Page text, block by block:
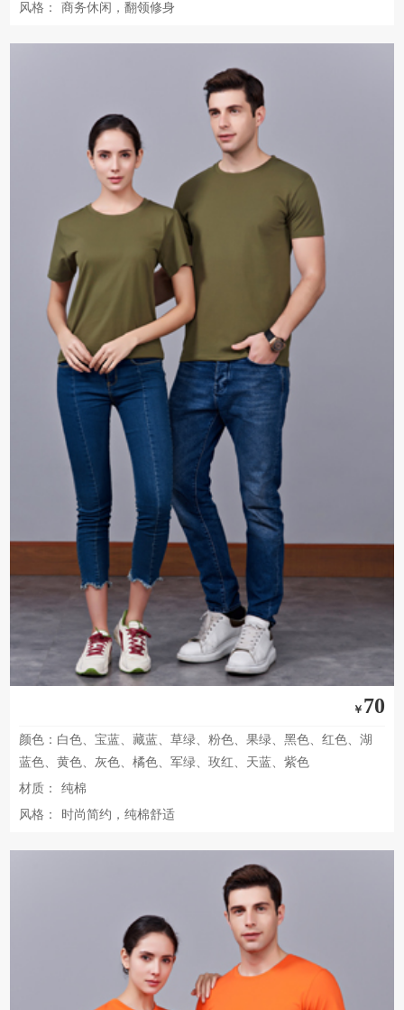
风格：
商务休闲，翻领修身
￥ 70
颜色：白色、宝蓝、藏蓝、草绿、粉色、果绿、黑色、红色、湖
蓝色、黄色、灰色、橘色、军绿、玫红、天蓝、紫色
材质：
纯棉
风格：
时尚简约，纯棉舒适